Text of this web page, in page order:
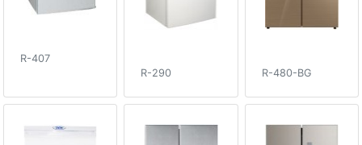
R-407
R-290
R-480-BG